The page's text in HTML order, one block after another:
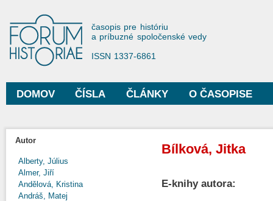
Forum Historiae
časopis pre históriu
a príbuzné spoločenské vedy
ISSN 1337-6861
Hlavné menu
DOMOV ČÍSLA ČLÁNKY O ČASOPISE
Autor
Alberty, Július
Almer, Jiří
Andělová, Kristina
Andráš, Matej
Bílková, Jitka
E-knihy autora: